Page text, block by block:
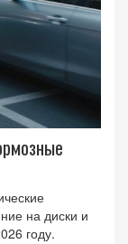
на диски и
году.